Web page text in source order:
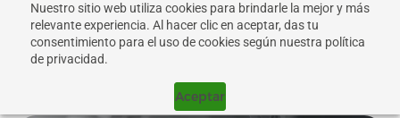
Nuestro sitio web utiliza cookies para brindarle la mejor y más
relevante experiencia. Al hacer clic en aceptar, das tu
consentimiento para el uso de cookies según nuestra política
de privacidad.
Aceptar